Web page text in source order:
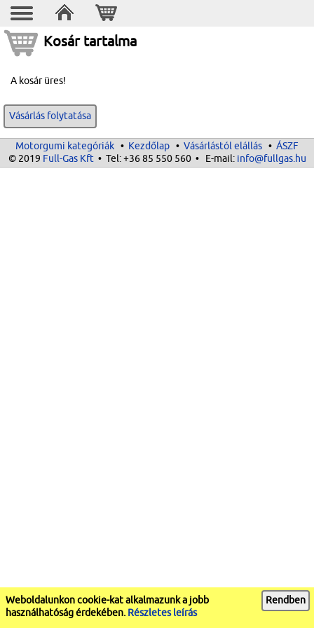
Weboldalunkon cookie-kat alkalmazunk a jobb
használhatóság érdekében.Részletes leírás
Rendben
Kosár tartalma
A kosár üres!
Vásárlás folytatása
Motorgumi kategóriák • Kezdőlap • Vásárlástól elállás • ÁSZF
© 2019 Full-Gas Kft• Tel:+36 85 550 560• E-mail: info@fullgas.hu